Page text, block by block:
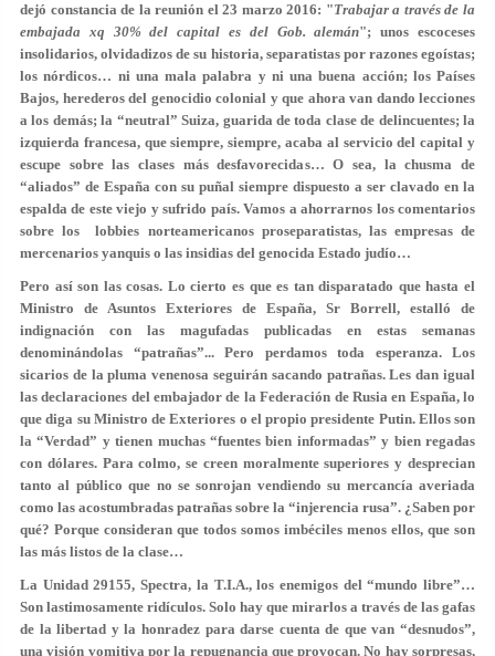
dejó constancia de la reunión el 23 marzo 2016: "Trabajar a través de la
embajada xq 30% del capital es del Gob. alemán"; unos escoceses
insolidarios, olvidadizos de su historia, separatistas por razones egoístas;
los nórdicos… ni una mala palabra y ni una buena acción; los Países
Bajos, herederos del genocidio colonial y que ahora van dando lecciones
a los demás; la “neutral” Suiza, guarida de toda clase de delincuentes; la
izquierda francesa, que siempre, siempre, acaba al servicio del capital y
escupe sobre las clases más desfavorecidas… O sea, la chusma de
“aliados” de España con su puñal siempre dispuesto a ser clavado en la
espalda de este viejo y sufrido país. Vamos a ahorrarnos los comentarios
sobre los lobbies norteamericanos proseparatistas, las empresas de
mercenarios yanquis o las insidias del genocida Estado judío…
Pero así son las cosas. Lo cierto es que es tan disparatado que hasta el
Ministro de Asuntos Exteriores de España, Sr Borrell, estalló de
indignación con las magufadas publicadas en estas semanas
denominándolas “patrañas”... Pero perdamos toda esperanza. Los
sicarios de la pluma venenosa seguirán sacando patrañas. Les dan igual
las declaraciones del embajador de la Federación de Rusia en España, lo
que diga su Ministro de Exteriores o el propio presidente Putin. Ellos son
la “Verdad” y tienen muchas “fuentes bien informadas” y bien regadas
con dólares. Para colmo, se creen moralmente superiores y desprecian
tanto al público que no se sonrojan vendiendo su mercancía averiada
como las acostumbradas patrañas sobre la “injerencia rusa”. ¿Saben por
qué? Porque consideran que todos somos imbéciles menos ellos, que son
las más listos de la clase…
La Unidad 29155, Spectra, la T.I.A., los enemigos del “mundo libre”…
Son lastimosamente ridículos. Solo hay que mirarlos a través de las gafas
de la libertad y la honradez para darse cuenta de que van “desnudos”,
una visión vomitiva por la repugnancia que provocan. No hay sorpresas,